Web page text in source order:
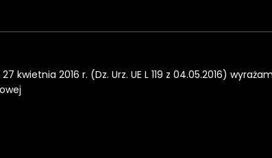
2016 r. (Dz. Urz. UE L 119 z 04.05.2016)